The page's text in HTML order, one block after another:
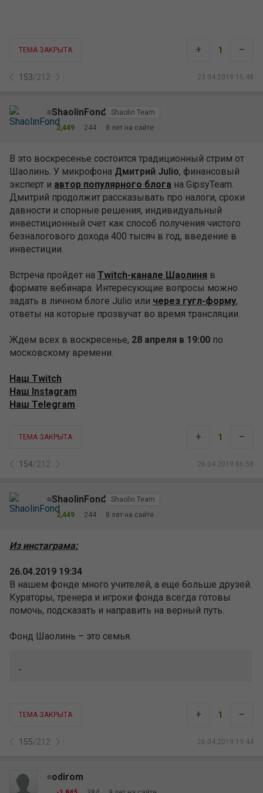
ТЕМА ЗАКРЫТА
153/212 23.04.2019 15:48
+ 1 –
ShaolinFond
Shaolin Team
2,449
244 8 лет на сайте
В это воскресенье состоится традиционный стрим от
Шаолинь. У микрофона Дмитрий Julio, финансовый
эксперт и автор популярного блога на GipsyTeam.
Дмитрий продолжит рассказывать про налоги, сроки
давности и спорные решения, индивидуальный
инвестиционный счет как способ получения чистого
безналогового дохода 400 тысяч в год, введение в
инвестиции.
Встреча пройдет на Twitch-канале Шаолиня в
формате вебинара. Интересующие вопросы можно
задать в личном блоге Julio или через гугл-форму,
ответы на которые прозвучат во время трансляции.
Ждем всех в воскресенье, 28 апреля в 19:00 по
московскому времени.
Наш Twitch
Наш Instagram
Наш Telegram
ТЕМА ЗАКРЫТА
154/212 26.04.2019 06:58
+ 1 –
ShaolinFond
Shaolin Team
2,449
244 8 лет на сайте
Из инстаграма:
26.04.2019 19:34
В нашем фонде много учителей, а еще больше друзей.
Кураторы, тренера и игроки фонда всегда готовы
помочь, подсказать и направить на верный путь.
Фонд Шаолинь – это семья.
ТЕМА ЗАКРЫТА
155/212 26.04.2019 19:44
+ 1 –
odirom